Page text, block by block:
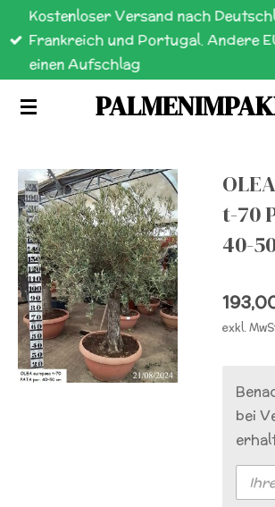
Zum
Hauptinhalt
springen
Kostenloser Versand nach
Frankreich und Portugal. Andere
einen Aufschlag
t-70
40-
exkl.
bei